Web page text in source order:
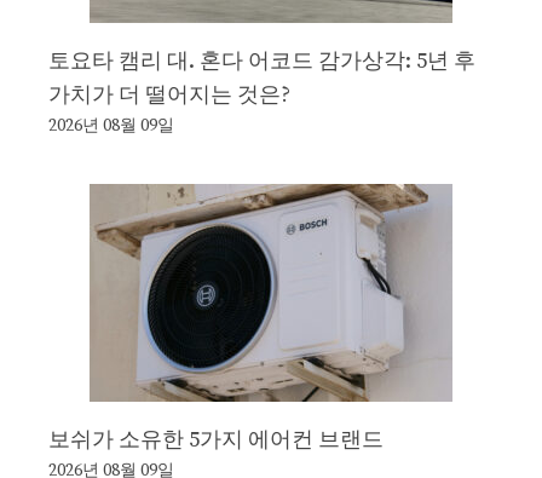
토요타 캠리 대. 혼다 어코드 감가상각: 5년 후
가치가 더 떨어지는 것은?
2026년 08월 09일
보쉬가 소유한 5가지 에어컨 브랜드
2026년 08월 09일